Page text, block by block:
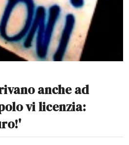
anche ad
vi licenzia: